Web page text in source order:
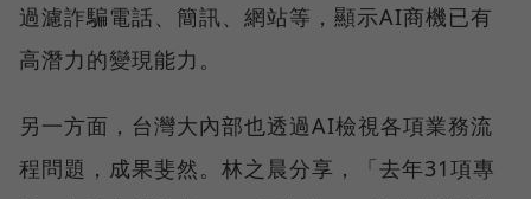
過濾詐騙電話、簡訊、網站等，顯示AI商機已有
高潛力的變現能力。
另一方面，台灣大內部也透過AI檢視各項業務流
程問題，成果斐然。林之晨分享，「去年31項專